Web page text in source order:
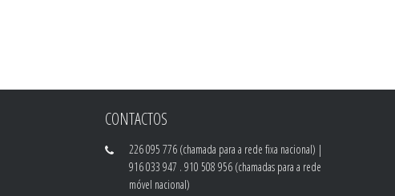
CONTACTOS
226 095 776 (chamada para a rede fixa nacional) |
916 033 947 . 910 508 956 (chamadas para a rede
móvel nacional)